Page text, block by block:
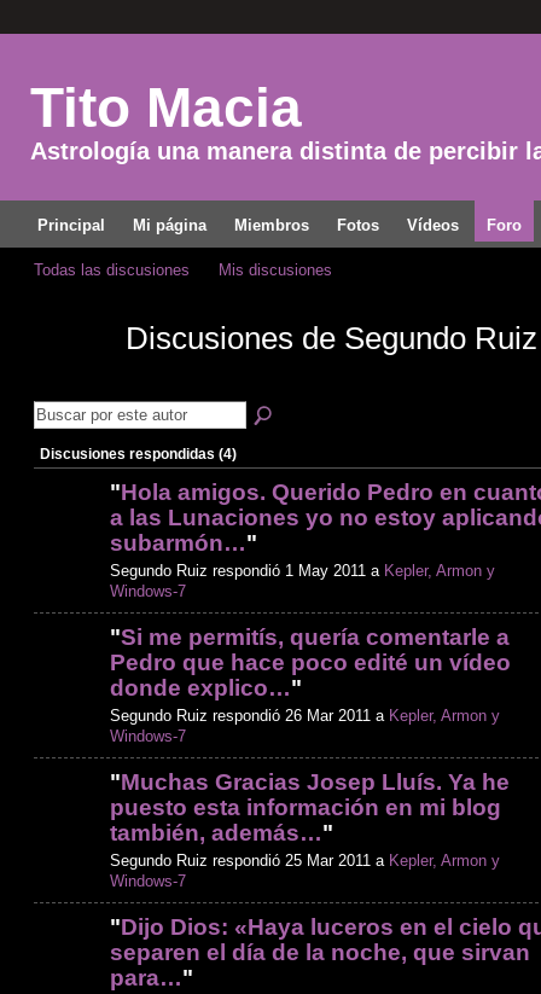
Tito Macia
Astrología una manera distinta de percibir
Principal Mi página Miembros Fotos Vídeos Foro
Todas las discusiones Mis discusiones
Discusiones de Segundo
Discusiones respondidas (4)
"Hola amigos. Querido Pedro en
a las Lunaciones yo no estoy
subarmón…"
Segundo Ruiz respondió 1 May 2011 a Kepler, Armon y
Windows-7
"Si me permitís, quería comentarle a
Pedro que hace poco edité un vídeo
donde explico…"
Segundo Ruiz respondió 26 Mar 2011 a Kepler, Armon y
Windows-7
"Muchas Gracias Josep Lluís. Ya he
puesto esta información en mi blog
también, además…"
Segundo Ruiz respondió 25 Mar 2011 a Kepler, Armon y
Windows-7
"Dijo Dios: «Haya luceros en el cielo
separen el día de la noche, que sirvan
para…"